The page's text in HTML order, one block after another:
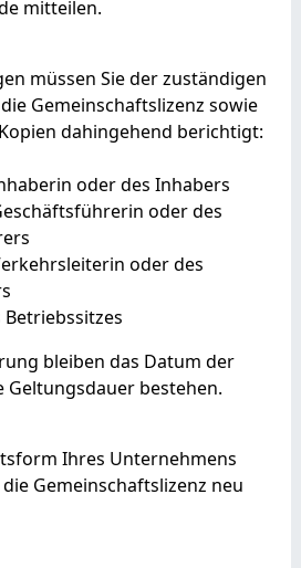
mitteilen.
müssen Sie der zuständigen
Gemeinschaftslizenz sowie
dahingehend berichtigt:
oder des Inhabers
oder des
oder des
bleiben das Datum der
Geltungsdauer bestehen.
Ihres Unternehmens
Gemeinschaftslizenz neu